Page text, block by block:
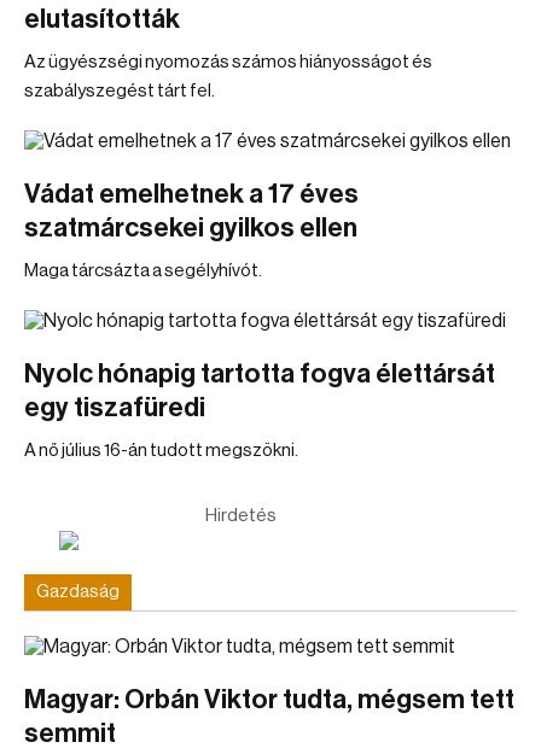
elutasították
Az ügyészségi nyomozás számos hiányosságot és
szabályszegést tárt fel.
Vádat emelhetnek a 17 éves
szatmárcsekei gyilkos ellen
Maga tárcsázta a segélyhívót.
Nyolc hónapig tartotta fogva élettársát
egy tiszafüredi
A nő július 16-án tudott megszökni.
Hirdetés
Gazdaság
Magyar: Orbán Viktor tudta, mégsem tett
semmit